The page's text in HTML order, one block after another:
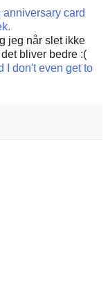
card
jeg når slet ikke
bliver bedre :(
I don't even get to